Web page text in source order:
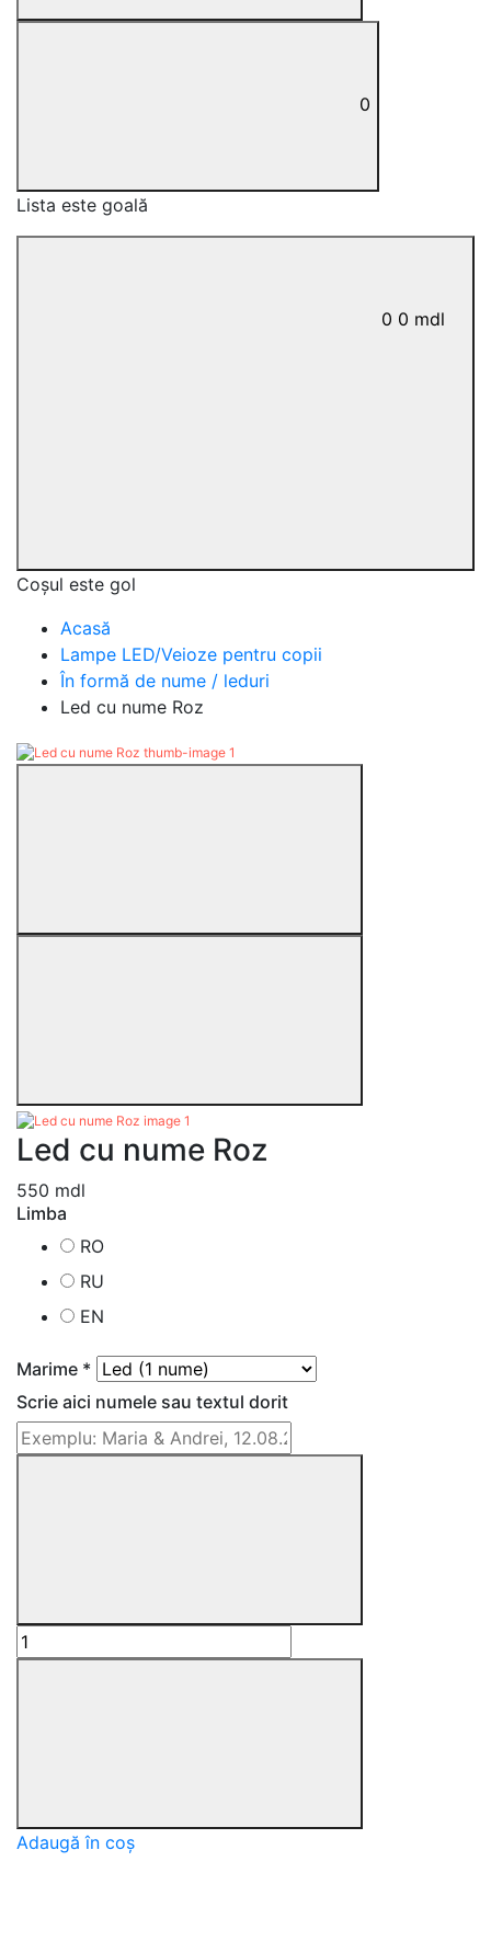
0
Lista este goală
0 0 mdl
Coșul este gol
Acasă
Lampe LED/Veioze pentru copii
În formă de nume / leduri
Led cu nume Roz
Led cu nume Roz
550 mdl
Limba
RO
RU
EN
Marime *
Scrie aici numele sau textul dorit
Adaugă în coș